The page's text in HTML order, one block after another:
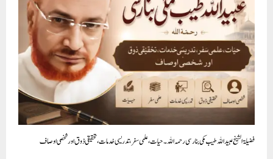
فضیلۃ الشیخ عبیداللہ طیب مکی بنارسی رحمہ اللہ۔ حیات، علمی سفر، تدریسی خدمات، تحقیقی ذوق اور شخصی اوصاف